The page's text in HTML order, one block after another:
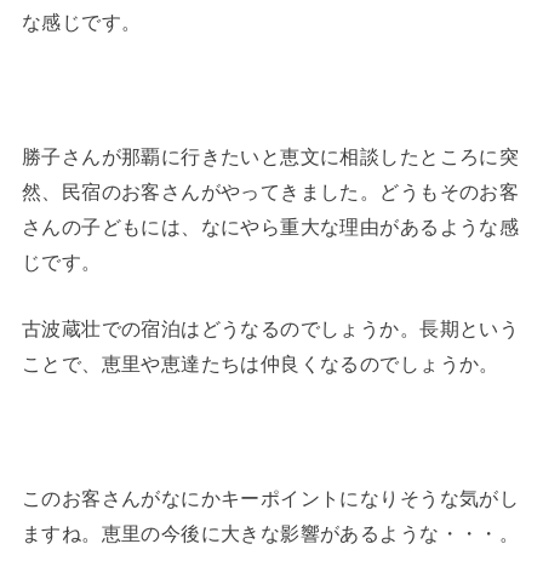
な感じです。
勝子さんが那覇に行きたいと恵文に相談したところに突
然、民宿のお客さんがやってきました。どうもそのお客
さんの子どもには、なにやら重大な理由があるような感
じです。
古波蔵壮での宿泊はどうなるのでしょうか。長期という
ことで、恵里や恵達たちは仲良くなるのでしょうか。
このお客さんがなにかキーポイントになりそうな気がし
ますね。恵里の今後に大きな影響があるような・・・。